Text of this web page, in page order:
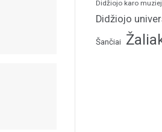
Didžiojo karo
Didžiojo
Šančiai